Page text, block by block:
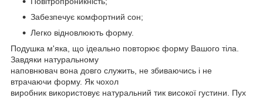
Забезпечує комфортний сон;
Легко відновлюють форму.
Подушка м'яка, що ідеально повторює форму Вашого тіла.
Завдяки натуральному
наповнювач вона довго служить, не збиваючись і не
втрачаючи форму. Як чохол
виробник використовує натуральний тик високої густини. Пух